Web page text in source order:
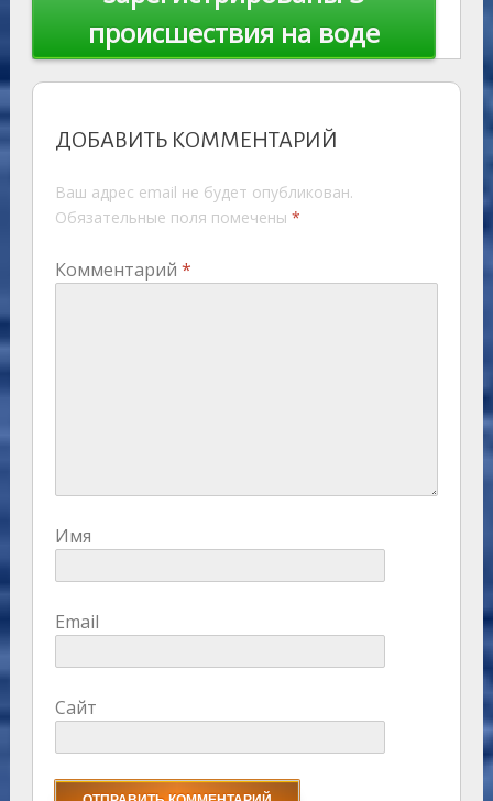
происшествия на воде
ДОБАВИТЬ КОММЕНТАРИЙ
Ваш адрес email не будет опубликован.
Обязательные поля помечены *
Комментарий *
Имя
Email
Сайт